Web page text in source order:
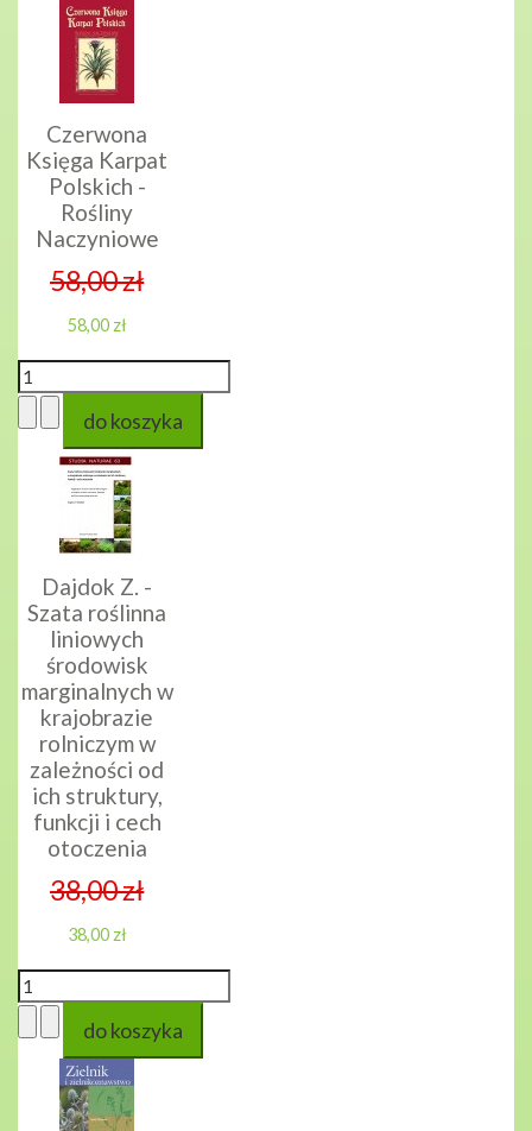
Czerwona
Księga Karpat
Polskich -
Rośliny
Naczyniowe
58,00 zł
58,00 zł
Dajdok Z. -
Szata roślinna
liniowych
środowisk
marginalnych w
krajobrazie
rolniczym w
zależności od
ich struktury,
funkcji i cech
otoczenia
38,00 zł
38,00 zł